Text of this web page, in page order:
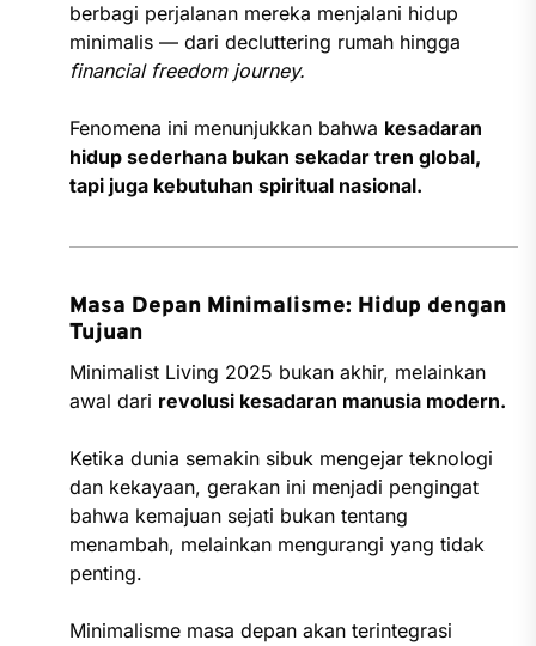
berbagi perjalanan mereka menjalani hidup
minimalis — dari decluttering rumah hingga
financial freedom journey.
Fenomena ini menunjukkan bahwa kesadaran
hidup sederhana bukan sekadar tren global,
tapi juga kebutuhan spiritual nasional.
Masa Depan Minimalisme: Hidup dengan
Tujuan
Minimalist Living 2025 bukan akhir, melainkan
awal dari revolusi kesadaran manusia modern.
Ketika dunia semakin sibuk mengejar teknologi
dan kekayaan, gerakan ini menjadi pengingat
bahwa kemajuan sejati bukan tentang
menambah, melainkan mengurangi yang tidak
penting.
Minimalisme masa depan akan terintegrasi